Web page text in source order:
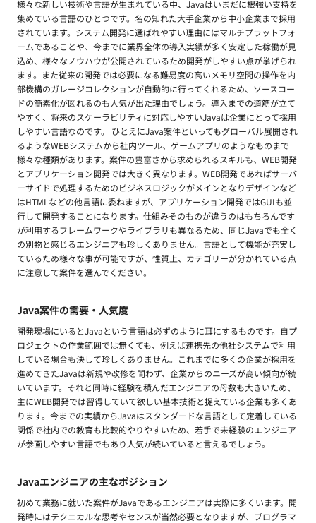
様々な新しい技術や言語が生まれている中、Javaはいまだに根強い支持を
集めている言語のひとつです。名の知れた大手企業から中小企業まで採用
されています。システム開発に選ばれやすい理由にはマルチプラットフォ
ームであることや、今までに業界全体の導入実績が多く安定した稼働が見
込め、様々なノウハウが公開されているため開発がしやすい点が挙げられ
ます。また従来の開発では必要になる難易度の高いメモリ空間の操作を内
部機構のガレージコレクションが自動的に行ってくれるため、ソースコー
ドの簡素化が図れるのも人気が出た理由でしょう。導入までの道筋が立て
やすく、将来のスケーラビリティに対応しやすいJavaは企業にとって採用
しやすい言語なのです。 ひとえにJava案件といってもグローバル展開され
るようなWEBシステムから社内ツール、ゲームアプリのようなものまで
様々な種類があります。案件の豊富さから求められるスキルも、WEB開発
とアプリケーション開発では大きく異なります。WEB開発であればサーバ
ーサイドで処理するためのビジネスロジックがメインとなりデザインなど
はHTMLなどの他言語に委ねますが、アプリケーション開発ではGUIも並
行して開発することになります。仕組みそのものが違うのはもちろんです
が利用するフレームワークやライブラリも異なるため、同じJavaでも全く
の別物と感じるエンジニアも珍しくありません。言語として機能が充実し
ているため様々な事が可能ですが、性質上、カテゴリーが分かれている点
に注意して案件を選んでください。
Java案件の需要・人気度
開発現場にいるとJavaという言語は必ずのように耳にするものです。自プ
ロジェクトの作業範囲では無くても、例えば連携先の他社システムで利用
している場合も決して珍しくありません。これまでに多くの企業が採用を
進めてきたJavaは新規や改修を問わず、企業からのニーズが高い傾向が続
いています。それと同時に経験を積んだエンジニアの母数も大きいため、
主にWEB開発では習得していて欲しい基本技術と捉えている企業も多くあ
ります。今までの実績からJavaはスタンダードな言語として定着している
関係で社内での教育も比較的やりやすいため、若手で未経験のエンジニア
が参画しやすい言語でもあり人気が続いていると言えるでしょう。
Javaエンジニアの主なポジション
初めて業務に就いた案件がJavaであるエンジニアは実際に多くいます。開
発時にはテクニカルな思考やセンスが当然必要となりますが、プログラマ